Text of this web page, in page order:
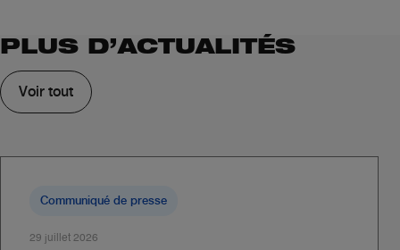
PLUS D’ACTUALITÉS
Voir tout
Communiqué de presse
29 juillet 2026